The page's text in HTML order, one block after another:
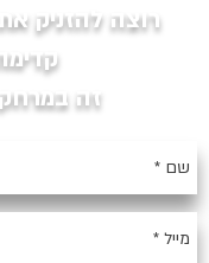
רוצה להזניק
זה